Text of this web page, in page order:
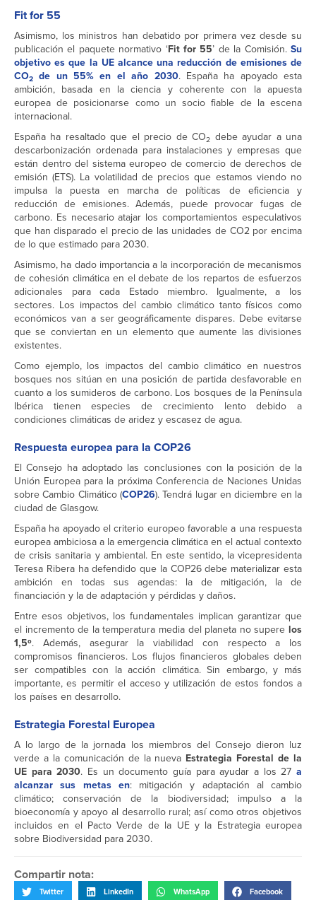
Fit for 55
Asimismo, los ministros han debatido por primera vez desde su
publicación el paquete normativo ‘Fit for 55’ de la Comisión.Su
objetivo es que la UE alcance una reducción de emisiones de
CO2 de un 55% en el año 2030. España ha apoyado esta
ambición, basada en la ciencia y coherente con la apuesta
europea de posicionarse como un socio fiable de la escena
internacional.
España ha resaltado que el precio de CO2 debe ayudar a una
descarbonización ordenada para instalaciones y empresas que
están dentro del sistema europeo de comercio de derechos de
emisión (ETS). La volatilidad de precios que estamos viendo no
impulsa la puesta en marcha de políticas de eficiencia y
reducción de emisiones. Además, puede provocar fugas de
carbono. Es necesario atajar los comportamientos especulativos
que han disparado el precio de las unidades de CO2 por encima
de lo que estimado para 2030.
Asimismo, ha dado importancia a la incorporación de mecanismos
de cohesión climática en el debate de los repartos de esfuerzos
adicionales para cada Estado miembro. Igualmente, a los
sectores. Los impactos del cambio climático tanto físicos como
económicos van a ser geográficamente dispares. Debe evitarse
que se conviertan en un elemento que aumente las divisiones
existentes.
Como ejemplo, los impactos del cambio climático en nuestros
bosques nos sitúan en una posición de partida desfavorable en
cuanto a los sumideros de carbono. Los bosques de la Península
Ibérica tienen especies de crecimiento lento debido a
condiciones climáticas de aridez y escasez de agua.
Respuesta europea para la COP26
El Consejo ha adoptado las conclusiones con la posición de la
Unión Europea para la próxima Conferencia de Naciones Unidas
sobre Cambio Climático (COP26). Tendrá lugar en diciembre en la
ciudad de Glasgow.
España ha apoyado el criterio europeo favorable a una respuesta
europea ambiciosa a la emergencia climática en el actual contexto
de crisis sanitaria y ambiental. En este sentido, la vicepresidenta
Teresa Ribera ha defendido que la COP26 debe materializar esta
ambición en todas sus agendas: la de mitigación, la de
financiación y la de adaptación y pérdidas y daños.
Entre esos objetivos, los fundamentales implican garantizar que
el incremento de la temperatura media del planeta no supere los
1,5º. Además, asegurar la viabilidad con respecto a los
compromisos financieros. Los flujos financieros globales deben
ser compatibles con la acción climática. Sin embargo, y más
importante, es permitir el acceso y utilización de estos fondos a
los países en desarrollo.
Estrategia Forestal Europea
A lo largo de la jornada los miembros del Consejo dieron luz
verde a la comunicación de la nueva Estrategia Forestal de la
UE para 2030. Es un documento guía para ayudar a los 27a
alcanzar sus metas en: mitigación y adaptación al cambio
climático; conservación de la biodiversidad; impulso a la
bioeconomía y apoyo al desarrollo rural; así como otros objetivos
incluidos en el Pacto Verde de la UE y la Estrategia europea
sobre Biodiversidad para 2030.
Compartir nota:
Twitter LinkedIn WhatsApp Facebook